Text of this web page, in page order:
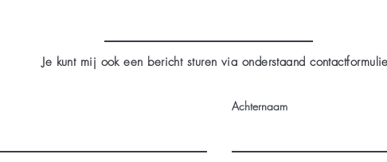
Je kunt mij ook een bericht sturen via onderstaand
Achternaam